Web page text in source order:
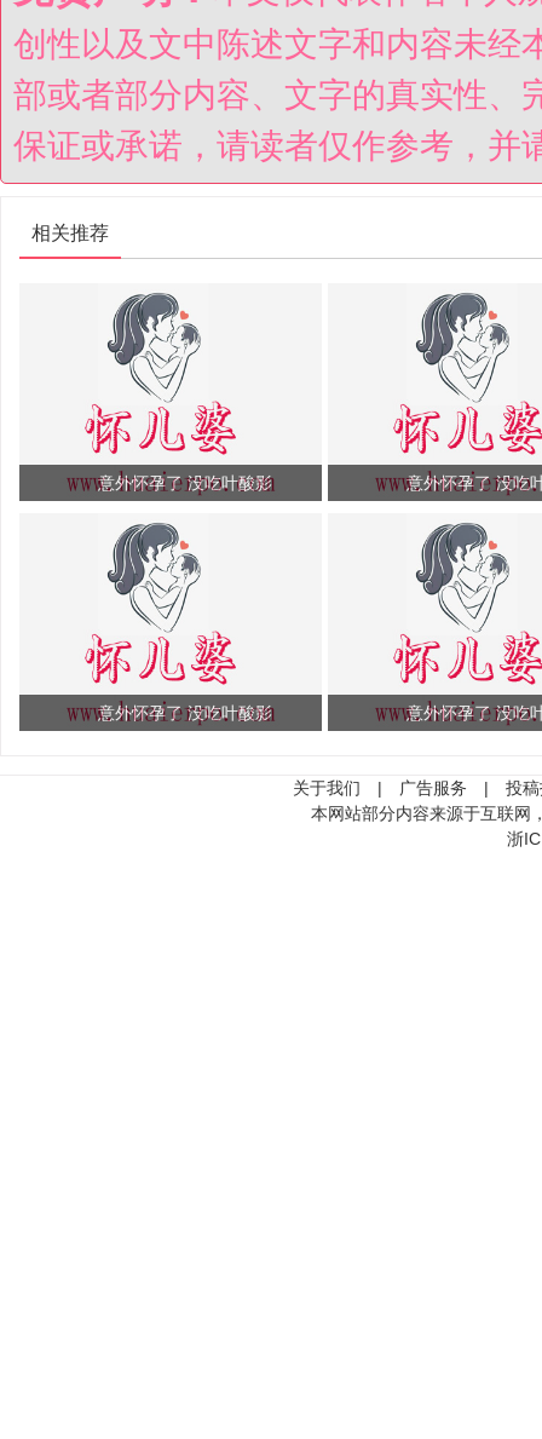
创性以及文中陈述文字和内容未经
部或者部分内容、文字的真实性、
保证或承诺，请读者仅作参考，并
相关推荐
意外怀孕了 没吃叶酸影 意外怀孕了 没吃
意外怀孕了 没吃叶酸影 意外怀孕了 没吃
关于我们 | 广告服务 |
投
本网站部分内容来源于互联网
浙